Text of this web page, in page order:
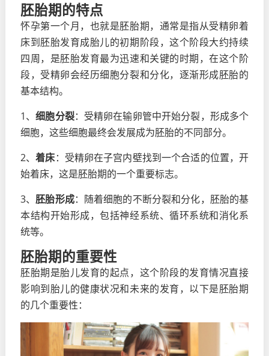
胚胎期的特点
怀孕第一个月，也就是胚胎期，通常是指从受精卵着
床到胚胎发育成胎儿的初期阶段，这个阶段大约持续
四周，是胚胎发育最为迅速和关键的时期，在这个阶
段，受精卵会经历细胞分裂和分化，逐渐形成胚胎的
基本结构。
1、细胞分裂：受精卵在输卵管中开始分裂，形成多个
细胞，这些细胞最终会发展成为胚胎的不同部分。
2、着床：受精卵在子宫内壁找到一个合适的位置，开
始着床，这是胚胎期的一个重要标志。
3、胚胎形成：随着细胞的不断分裂和分化，胚胎的基
本结构开始形成，包括神经系统、循环系统和消化系
统等。
胚胎期的重要性
胚胎期是胎儿发育的起点，这个阶段的发育情况直接
影响到胎儿的健康状况和未来的发育，以下是胚胎期
的几个重要性：